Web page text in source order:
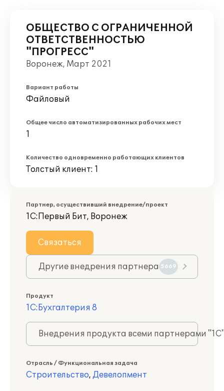
ОБЩЕСТВО С ОГРАНИЧЕННОЙ
ОТВЕТСТВЕННОСТЬЮ
"ПРОГРЕСС"
Воронеж, Март 2021
Вариант работы
Файловый
Общее число автоматизированных рабочих мест
1
Количество одновременно работающих клиентов
Толстый клиент: 1
Партнер, осуществивший внедрение/проект
1С:Первый Бит, Воронеж
Связаться
Другие внедрения партнера 5669
Продукт
1С:Бухгалтерия 8
Внедрения продукта всеми партнерами
Отрасль / Функциональная задача
Строительство, Девелопмент